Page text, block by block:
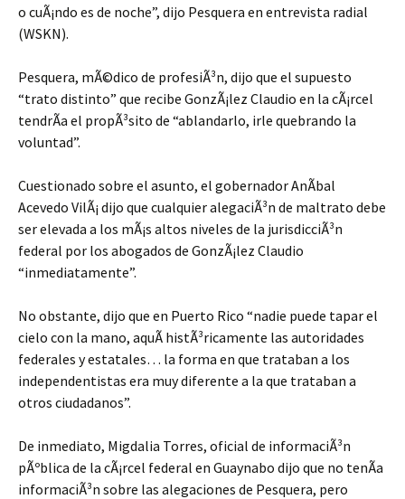
o cuÃ¡ndo es de noche”, dijo Pesquera en entrevista radial
(WSKN).
Pesquera, mÃ©dico de profesiÃ³n, dijo que el supuesto
“trato distinto” que recibe GonzÃ¡lez Claudio en la cÃ¡rcel
tendrÃ­a el propÃ³sito de “ablandarlo, irle quebrando la
voluntad”.
Cuestionado sobre el asunto, el gobernador AnÃ­bal
Acevedo VilÃ¡ dijo que cualquier alegaciÃ³n de maltrato debe
ser elevada a los mÃ¡s altos niveles de la jurisdicciÃ³n
federal por los abogados de GonzÃ¡lez Claudio
“inmediatamente”.
No obstante, dijo que en Puerto Rico “nadie puede tapar el
cielo con la mano, aquÃ histÃ³ricamente las autoridades
federales y estatales… la forma en que trataban a los
independentistas era muy diferente a la que trataban a
otros ciudadanos”.
De inmediato, Migdalia Torres, oficial de informaciÃ³n
pÃºblica de la cÃ¡rcel federal en Guaynabo dijo que no tenÃ­a
informaciÃ³n sobre las alegaciones de Pesquera, pero